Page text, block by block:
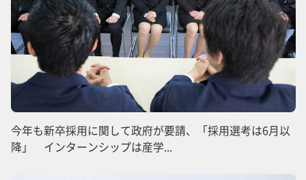
今年も新卒採用に関して政府が要請、「採用選考は6月以
降」 インターンシップは産学...